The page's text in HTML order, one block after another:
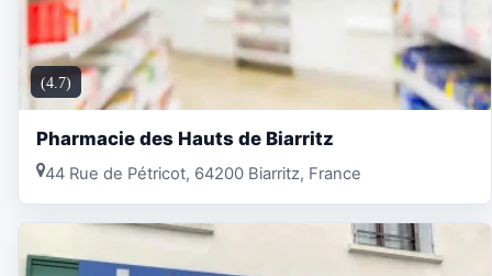
(4.7)
Pharmacie des Hauts de Biarritz
44 Rue de Pétricot, 64200 Biarritz, France